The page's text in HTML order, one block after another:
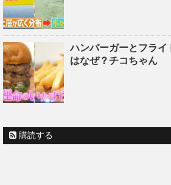
ハンバーガーとフラ
はなぜ？チコちゃん
購読する